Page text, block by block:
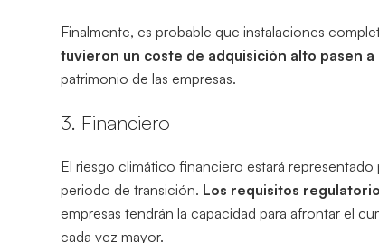
Finalmente, es probable que instalaciones
tuvieron un coste de adquisición alto pasen a
patrimonio de las empresas.
3. Financiero
El riesgo climático financiero estará
periodo de transición. Los requisitos
empresas tendrán la capacidad para afrontar el
cada vez mayor.